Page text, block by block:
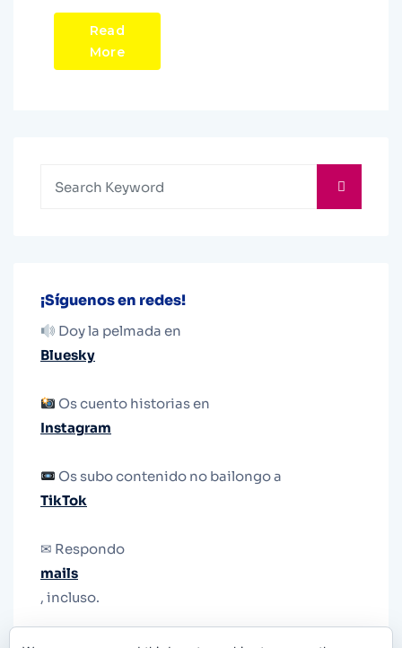
Read
More
¡Síguenos en redes!
Doy la pelmada en
Bluesky
Os cuento historias en
Instagram
Os subo contenido no bailongo a
TikTok
✉ Respondo
mails
, incluso.